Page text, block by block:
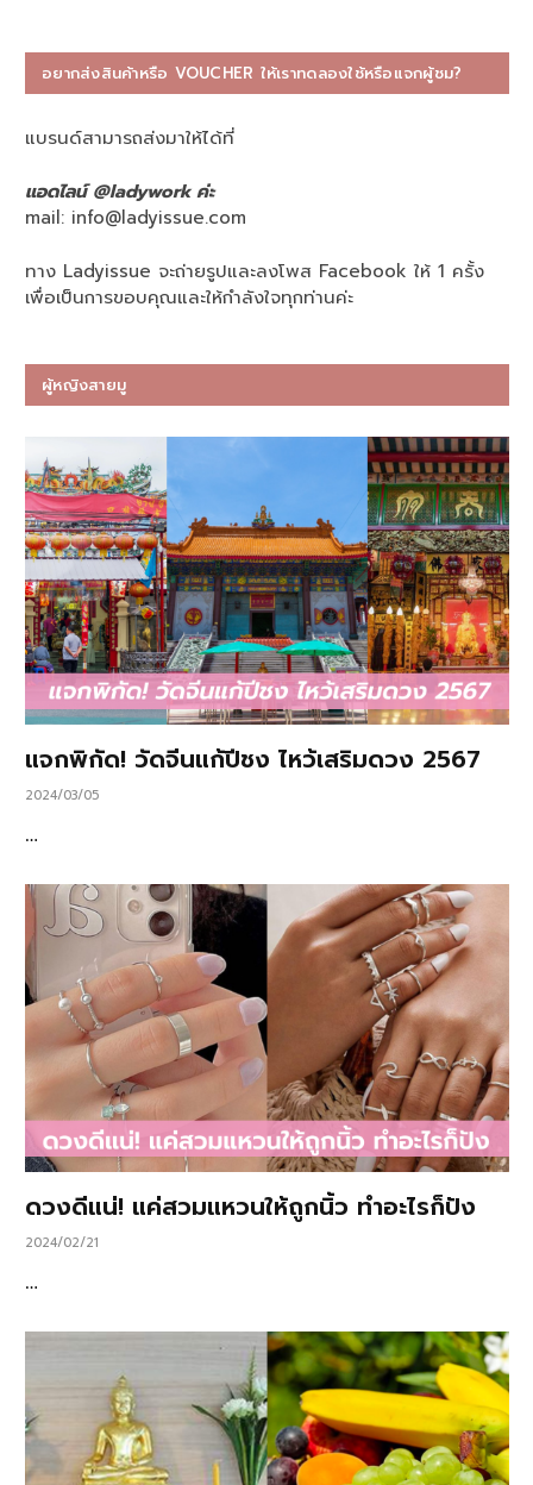
อยากส่งสินค้าหรือ VOUCHER ให้เราทดลองใช้หรือแจกผู้ชม?
แบรนด์สามารถส่งมาให้ได้ที่
แอดไลน์ @ladywork ค่ะ
mail: info@ladyissue.com
ทาง Ladyissue จะถ่ายรูปและลงโพส Facebook ให้ 1 ครั้ง
เพื่อเป็นการขอบคุณและให้กำลังใจทุกท่านค่ะ
ผู้หญิงสายมู
แจกพิกัด! วัดจีนแก้ปีชง ไหว้เสริมดวง 2567
2024/03/05
…
ดวงดีแน่! แค่สวมแหวนให้ถูกนิ้ว ทำอะไรก็ปัง
2024/02/21
…